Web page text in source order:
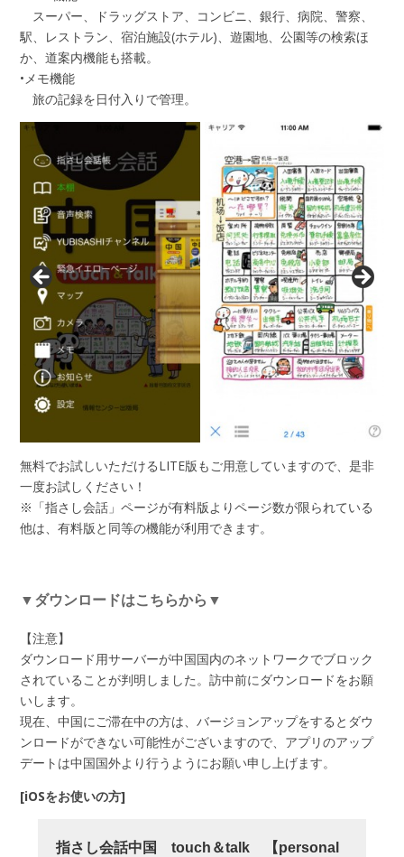
スーパー、ドラッグストア、コンビニ、銀行、病院、警察、
駅、レストラン、宿泊施設(ホテル)、遊園地、公園等の検索ほ
か、道案内機能も搭載。
•メモ機能
旅の記録を日付入りで管理。
無料でお試しいただけるLITE版もご用意していますので、是非
一度お試しください！
※「指さし会話」ページが有料版よりページ数が限られている
他は、有料版と同等の機能が利用できます。
▼ダウンロードはこちらから▼
【注意】
ダウンロード用サーバーが中国国内のネットワークでブロック
されていることが判明しました。訪中前にダウンロードをお願
いします。
現在、中国にご滞在中の方は、バージョンアップをするとダウ
ンロードができない可能性がございますので、アプリのアップ
デートは中国国外より行うようにお願い申し上げます。
[iOSをお使いの方]
指さし会話中国 touch＆talk 【personal